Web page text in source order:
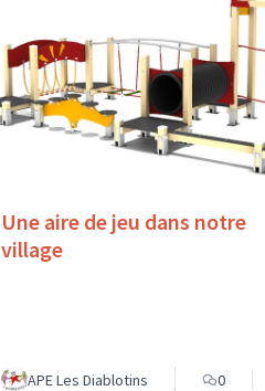
Une aire de jeu dans notre
village
APE Les Diablotins 0